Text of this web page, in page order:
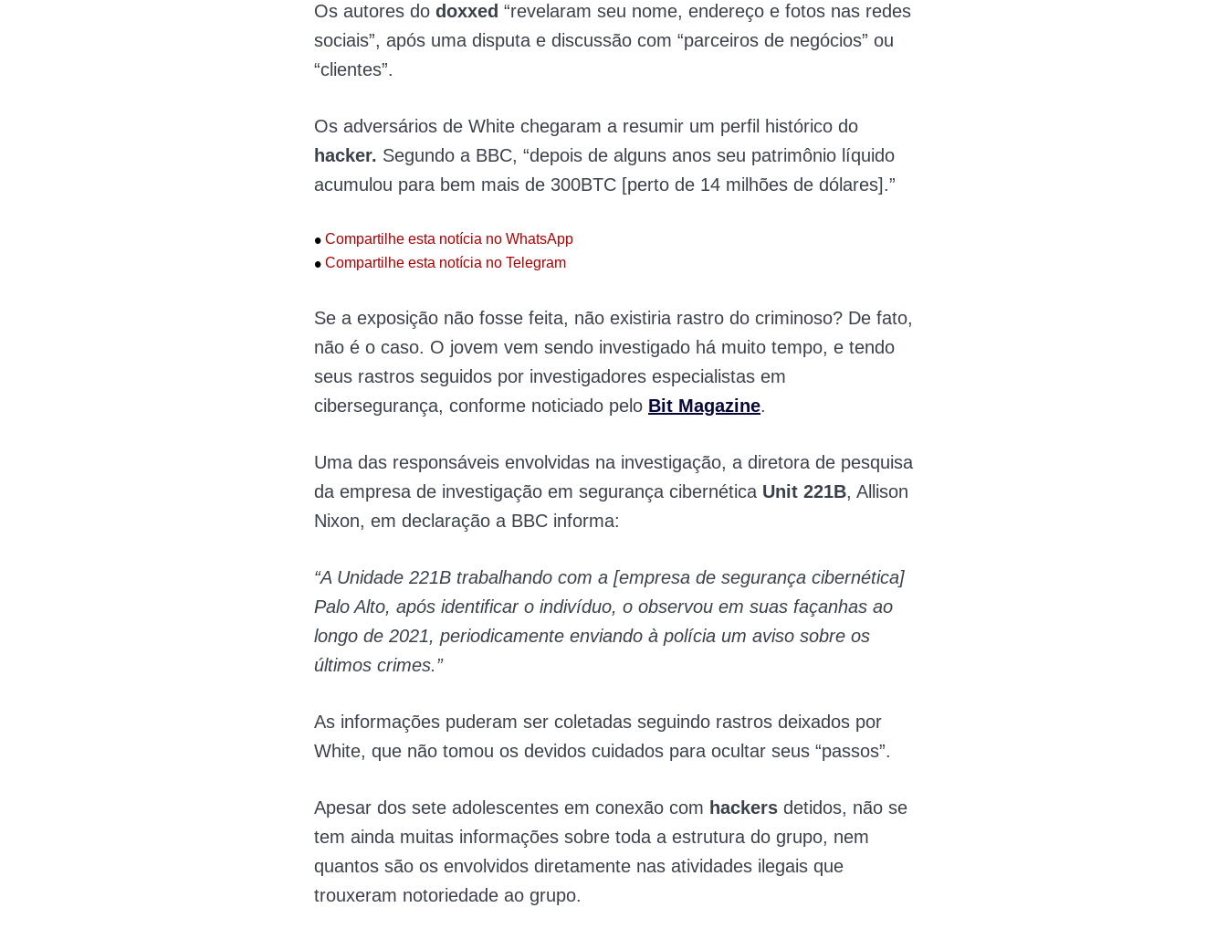
Os autores do doxxed “revelaram seu nome, endereço e fotos nas redes
sociais”, após uma disputa e discussão com “parceiros de negócios” ou
“clientes”.
Os adversários de White chegaram a resumir um perfil histórico do
hacker. Segundo a BBC, “depois de alguns anos seu patrimônio líquido
acumulou para bem mais de 300BTC [perto de 14 milhões de dólares].”
• Compartilhe esta notícia no WhatsApp
• Compartilhe esta notícia no Telegram
Se a exposição não fosse feita, não existiria rastro do criminoso? De fato,
não é o caso. O jovem vem sendo investigado há muito tempo, e tendo
seus rastros seguidos por investigadores especialistas em
cibersegurança, conforme noticiado pelo Bit Magazine.
Uma das responsáveis envolvidas na investigação, a diretora de pesquisa
da empresa de investigação em segurança cibernética Unit 221B, Allison
Nixon, em declaração a BBC informa:
“A Unidade 221B trabalhando com a [empresa de segurança cibernética]
Palo Alto, após identificar o indivíduo, o observou em suas façanhas ao
longo de 2021, periodicamente enviando à polícia um aviso sobre os
últimos crimes.”
As informações puderam ser coletadas seguindo rastros deixados por
White, que não tomou os devidos cuidados para ocultar seus “passos”.
Apesar dos sete adolescentes em conexão com hackers detidos, não se
tem ainda muitas informações sobre toda a estrutura do grupo, nem
quantos são os envolvidos diretamente nas atividades ilegais que
trouxeram notoriedade ao grupo.